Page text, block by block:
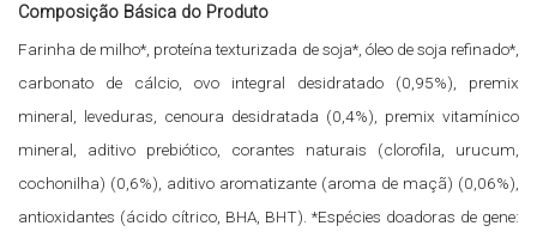
Composição Básica do Produto
Farinha de milho*, proteína texturizada de soja*, óleo de soja refinado*,
carbonato de cálcio, ovo integral desidratado (0,95%), premix
mineral, leveduras, cenoura desidratada (0,4%), premix vitamínico
mineral, aditivo prebiótico, corantes naturais (clorofila, urucum,
cochonilha) (0,6%), aditivo aromatizante (aroma de maçã) (0,06%),
antioxidantes (ácido cítrico, BHA, BHT). *Espécies doadoras de gene: